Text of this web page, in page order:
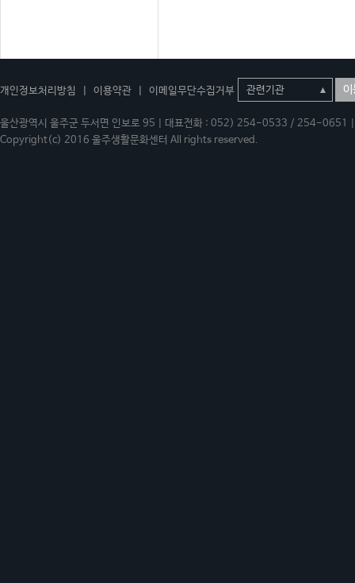
개인정보처리방침 이용약관 이메일무단수집거부 이
울산광역시 울주군 두서면 인보로 95 | 대표전화 : 052) 254-0533 / 254-
Copyright(c) 2016 울주생활문화센터 All rights reserved.